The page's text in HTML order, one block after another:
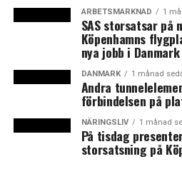
– Det är viktigt att diskussionen
sig på ett specifikt framtida
driver det stenhårt, men den
kan bli trångt på Öresundsbron
ligger väldigt många år fram i
Ullman-Hammer, i en intervju
Her henviser Caroline Ullman
forskellige
på de danske og svenske
ARBETSMARKNAD 1
SAS storsatsar på
Köpenhamns
nya jobb i
DANMARK 1 månad
Andra
förbindelsen på
NÄRINGSLIV 1 månad
På tisdag
storsatsning på